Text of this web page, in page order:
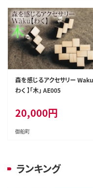
森を感じるアクセサリー Waku
わく 】「木」 AE005
20,000円
御船町
ランキング